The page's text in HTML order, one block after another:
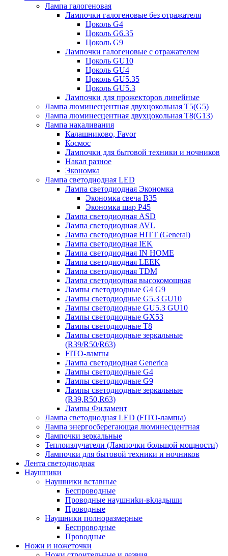
Лампа галогеновая
Лампочки галогеновые без отражателя
Цоколь G4
Цоколь G6.35
Цоколь G9
Лампочки галогеновые с отражателем
Цоколь GU10
Цоколь GU4
Цоколь GU5.35
Цоколь GU5.3
Лампочки для прожекторов линейные
Лампа люминесцентная двухцокольная Т5(G5)
Лампа люминесцентная двухцокольная Т8(G13)
Лампа накаливания
Калашниково, Favor
Космос
Лампочки для бытовой техники и ночников
Накал разное
Экономка
Лампа светодиодная LED
Лампа светодиодная Экономка
Экономка свеча B35
Экономка шар P45
Лампа светодиодная ASD
Лампа светодиодная AVL
Лампа светодиодная HITT (General)
Лампа светодиодная IEK
Лампа светодиодная IN HOME
Лампа светодиодная LEEK
Лампа светодиодная TDM
Лампа светодиодная высокомощная
Лампы светодиодные G4 G9
Лампы светодиодные G5.3 GU10
Лампы светодиодные GU5.3 GU10
Лампы светодиодные GX53
Лампы светодиодные T8
Лампы светодиодные зеркальные
(R39/R50/R63)
FITO-лампы
Лампа светодиодная Generica
Лампы светодиодные G4
Лампы светодиодные G9
Лампы светодиодные зеркальные
(R39,R50,R63)
Лампы Филамент
Лампа светодиодная LED (FITO-лампы)
Лампа энергосберегающая люминесцентная
Лампочки зеркальные
Теплоизлучатели (Лампочки большой мощности)
Лампочки для бытовой техники и ночников
Лента светодиодная
Наушники
Наушники вставные
Беспроводные
Пpoвoдныe нayшниkи-вkлaдыши
Проводные
Наушники полноразмерные
Беспроводные
Проводные
Ножи и ножеточки